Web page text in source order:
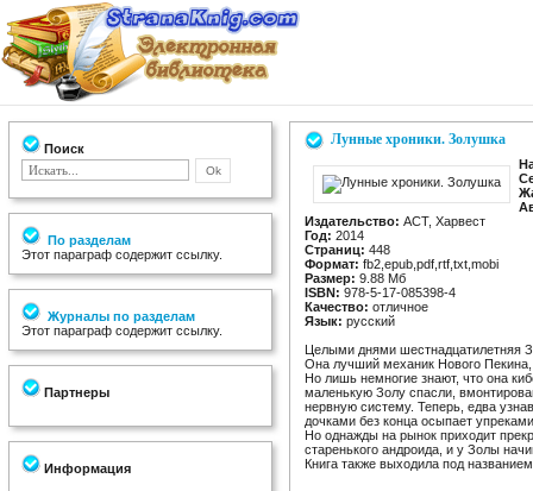
Поиск
По разделам
Этот параграф содержит ссылку.
Журналы по разделам
Этот параграф содержит ссылку.
Партнеры
Информация
Лунные хроники. Золушка
Издательство: АСТ, Харвест
Год: 2014
Страниц: 448
Формат: fb2,epub,pdf,rtf,txt,mobi
Размер: 9.88 Мб
ISBN: 978-5-17-085398-4
Качество: отличное
Язык: русский
Целыми днями шестнадцатилетняя
Она лучший механик Нового Пекина,
Но лишь немногие знают, что она
маленькую Золу спасли,
нервную систему. Теперь, едва
дочками без конца осыпает
Но однажды на рынок приходит
старенького андроида, и у Золы
Книга также выходила под